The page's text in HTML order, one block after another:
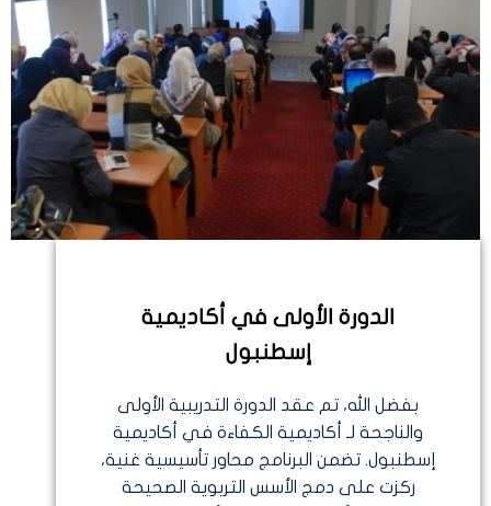
الدورة الأولى في أكاديمية
إسطنبول
بفضل الله، تم عقد الدورة التدريبية الأولى
والناجحة لـ أكاديمية الكفاءة في أكاديمية
إسطنبول. تضمن البرنامج محاور تأسيسية غنية،
ركزت على دمج الأسس التربوية الصحيحة